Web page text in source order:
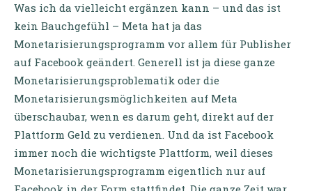
Was ich da vielleicht ergänzen kann – und das ist
kein Bauchgefühl – Meta hat ja das
Monetarisierungsprogramm vor allem für Publisher
auf Facebook geändert. Generell ist ja diese ganze
Monetarisierungsproblematik oder die
Monetarisierungsmöglichkeiten auf Meta
überschaubar, wenn es darum geht, direkt auf der
Plattform Geld zu verdienen. Und da ist Facebook
immer noch die wichtigste Plattform, weil dieses
Monetarisierungsprogramm eigentlich nur auf